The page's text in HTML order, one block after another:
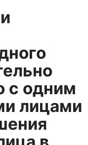
с одним
лицами